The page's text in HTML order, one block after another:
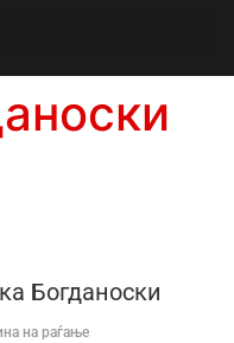
Богданоски
на раѓање